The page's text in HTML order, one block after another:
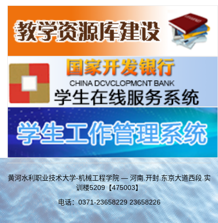
黄河水利职业技术大学-机械工程学院 — 河南.开封.东京大道西段.实
训楼5209【475003】
电话：0371-23658229 23658226